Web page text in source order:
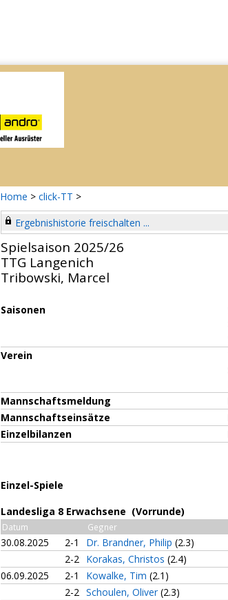
Home > click-TT >
Ergebnishistorie freischalten ...
Spielsaison 2025/26
TTG Langenich
Tribowski, Marcel
Saisonen
Verein
Mannschaftsmeldung
Mannschaftseinsätze
Einzelbilanzen
Einzel-Spiele
Landesliga 8 Erwachsene (Vorrunde)
Datum Gegner
30.08.2025 2-1 Dr. Brandner, Philip (2.3)
2-2 Korakas, Christos (2.4)
06.09.2025
2-1 Kowalke, Tim (2.1)
2-2 Schoulen, Oliver (2.3)